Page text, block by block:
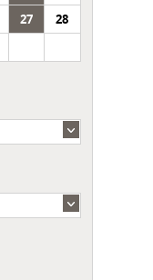
27
28